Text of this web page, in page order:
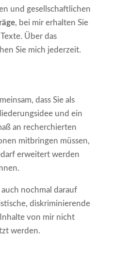
und gesellschaftlichen
, bei mir erhalten Sie
Über das
Sie mich jederzeit.
dass Sie als
und ein
an recherchierten
mitbringen müssen,
erweitert werden
nochmal darauf
diskriminierende
von mir nicht
werden.